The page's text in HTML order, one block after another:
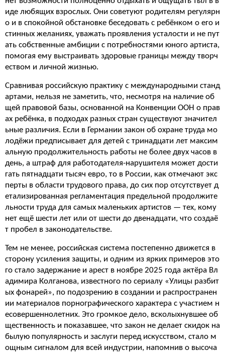
иде любящих взрослых. Они советуют родителям регулярн
о и в спокойной обстановке беседовать с ребёнком о его и
стинных желаниях, уважать проявления усталости и не пут
ать собственные амбиции с потребностями юного артиста,
помогая ему выстраивать здоровые границы между творч
еством и личной жизнью.
Сравнивая российскую практику с международными станд
артами, нельзя не заметить, что, несмотря на наличие об
щей правовой базы, основанной на Конвенции ООН о прав
ах ребёнка, в подходах разных стран существуют значител
ьные различия. Если в Германии закон об охране труда мо
лодёжи предписывает для детей с тринадцати лет максим
альную продолжительность работы не более двух часов в
день, а штраф для работодателя-нарушителя может дости
гать пятнадцати тысяч евро, то в России, как отмечают экс
перты в области трудового права, до сих пор отсутствует д
етализированная регламентация предельной продолжите
льности труда для самых маленьких артистов — тех, кому
нет ещё шести лет или от шести до двенадцати, что создаё
т пробел в законодательстве.
Тем не менее, российская система постепенно движется в
сторону усиления защиты, и одним из ярких примеров это
го стало задержание и арест в ноябре 2025 года актёра Вл
адимира Колганова, известного по сериалу «Улицы разбит
ых фонарей», по подозрению в создании и распространен
ии материалов порнографического характера с участием н
есовершеннолетних. Это громкое дело, всколыхнувшее об
щественность и показавшее, что закон не делает скидок на
былую популярность и заслуги перед искусством, стало м
ощным сигналом для всей индустрии, напомнив о высоча